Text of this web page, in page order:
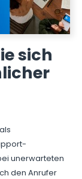
sich
unerwarteten
den Anrufer